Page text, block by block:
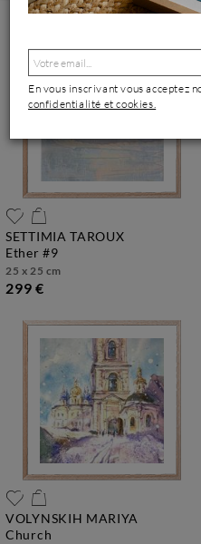
SETTIMIA TAROUX
ether #9
25 x 25 cm
299 €
VOLYNSKIH MARIYA
church
En vous inscrivant vous acceptez
confidentialité et cookies.